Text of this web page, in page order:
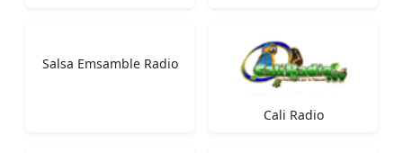
Salsa Emsamble Radio
Cali Radio